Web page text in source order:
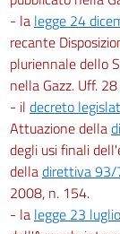
- la legge 24
recante
pluriennale dello
nella Gazz. Uff.
- il decreto
Attuazione della
degli usi finali
delladirettiva 93/
2008, n. 154.
- la legge 23